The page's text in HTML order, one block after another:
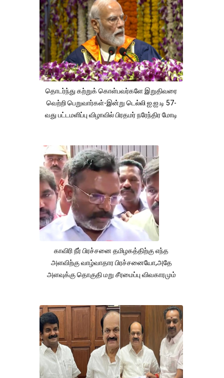
தொடர்ந்து கற்றுக் கொள்பவர்களே இறுதிவரை
வெற்றி பெறுவார்கள்-இன்று டெல்லி ஐ.ஐ.டி 57-
வது பட்டமளிப்பு விழாவில் பிரதமர் நரேந்திர மோடி
காவிரி நீர் பிரச்சனை தமிழகத்திற்கு எந்த
அளவிற்கு வாழ்வாதார பிரச்சனையோ,அதே
அளவுக்கு தொகுதி மறு சீரமைப்பு விவகாரமும்